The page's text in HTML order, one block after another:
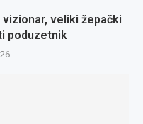
vizionar, veliki žepački
poduzetnik